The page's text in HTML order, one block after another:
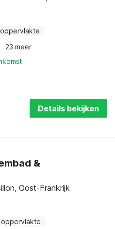
oppervlakte
23 meer
Details bekijken
&
Oost-Frankrijk
oppervlakte